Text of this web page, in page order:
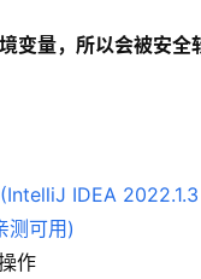
变量，所以会被安全
作